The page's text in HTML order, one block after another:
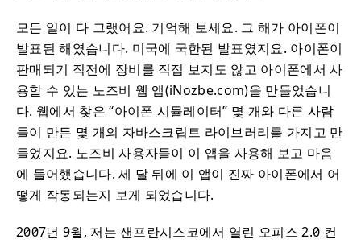
모든 일이 다 그랬어요. 기억해 보세요. 그 해가 아이폰이
발표된 해였습니다. 미국에 국한된 발표였지요. 아이폰이
판매되기 직전에 장비를 직접 보지도 않고 아이폰에서 사
용할 수 있는 노즈비 웹 앱(iNozbe.com)을 만들었습니
다. 웹에서 찾은 “아이폰 시뮬레이터” 몇 개와 다른 사람
들이 만든 몇 개의 자바스크립트 라이브러리를 가지고 만
들었지요. 노즈비 사용자들이 이 앱을 사용해 보고 마음
에 들어했습니다. 세 달 뒤에 이 앱이 진짜 아이폰에서 어
떻게 작동되는지 보게 되었습니다.
2007년 9월, 저는 샌프란시스코에서 열린 오피스 2.0 컨